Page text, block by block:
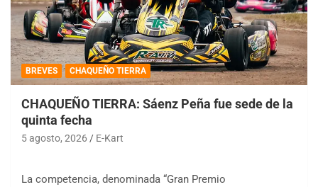
BREVES CHAQUEÑO TIERRA
CHAQUEÑO TIERRA: Sáenz Peña fue sede de la
quinta fecha
5 agosto, 2026 E-Kart
La competencia, denominada “Gran Premio